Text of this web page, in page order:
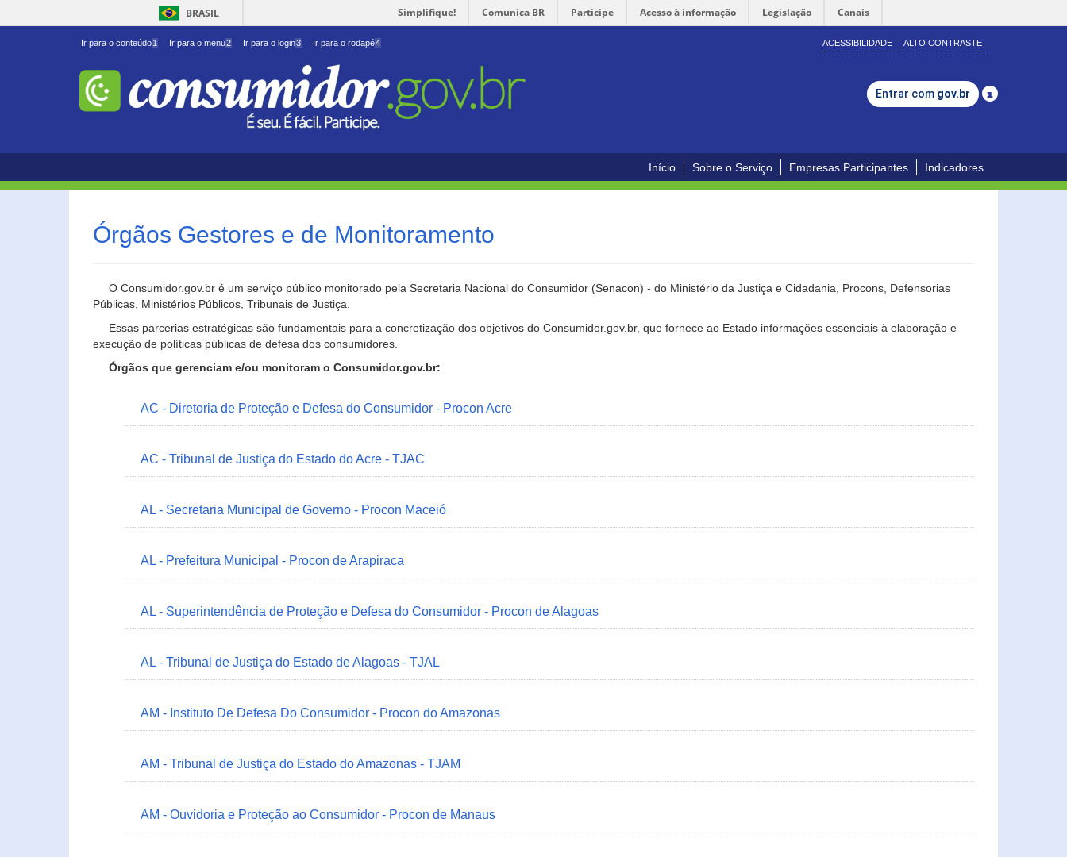
BRASIL Simplifique! Comunica BR Participe Acesso à informação Legislação Canais
Ir para o conteúdo1 Ir para o menu2 Ir para o login3 Ir para o rodapé4 ACESSIBILIDADE ALTO CONTRASTE
Entrar com gov.br
Início Sobre o Serviço Empresas Participantes Indicadores
Órgãos Gestores e de Monitoramento
O Consumidor.gov.br é um serviço público monitorado pela Secretaria Nacional do Consumidor (Senacon) - do Ministério da Justiça e Cidadania, Procons, Defensorias
Públicas, Ministérios Públicos, Tribunais de Justiça.
Essas parcerias estratégicas são fundamentais para a concretização dos objetivos do Consumidor.gov.br, que fornece ao Estado informações essenciais à elaboração e
execução de políticas públicas de defesa dos consumidores.
Órgãos que gerenciam e/ou monitoram o Consumidor.gov.br:
AC - Diretoria de Proteção e Defesa do Consumidor - Procon Acre
AC - Tribunal de Justiça do Estado do Acre - TJAC
AL - Secretaria Municipal de Governo - Procon Maceió
AL - Prefeitura Municipal - Procon de Arapiraca
AL - Superintendência de Proteção e Defesa do Consumidor - Procon de Alagoas
AL - Tribunal de Justiça do Estado de Alagoas - TJAL
AM - Instituto De Defesa Do Consumidor - Procon do Amazonas
AM - Tribunal de Justiça do Estado do Amazonas - TJAM
AM - Ouvidoria e Proteção ao Consumidor - Procon de Manaus